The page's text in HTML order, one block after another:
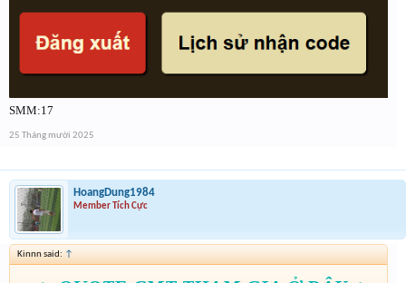
SMM:17
25 Tháng mười 2025
HoangDung1984
Member Tích Cực
Kinnn said: ↑